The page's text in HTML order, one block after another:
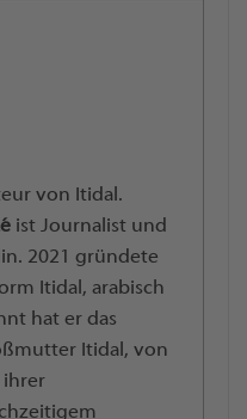
von Itidal.
ist Journalist und
2021 gründete
Itidal, arabisch
hat er das
Itidal, von
ihrer